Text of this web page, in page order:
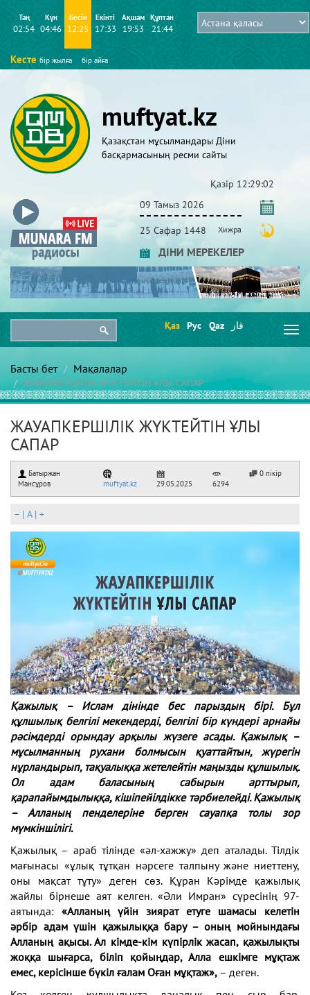
Таң
02:54
Күн
04:46
Бесін
12:25
Екінті
17:33
Ақшам
19:53
Құптан
21:44
Кесте бір жылға бір айға
muftyat.kz
Қазақстан мұсылмандары Діни
басқармасының ресми сайты
Қазір 12:29:03
09 Тамыз 2026
25 Сафар 1448 Хижра
ДІНИ МЕРЕКЕЛЕР
Қаз Рус Qaz قاز
Басты бет Мақалалар
ЖАУАПКЕРШІЛІК ЖҮКТЕЙТІН ҰЛЫ САПАР
ЖАУАПКЕРШІЛІК ЖҮКТЕЙТІН ҰЛЫ
САПАР
Батыржан
Мансұров
muftyat.kz 29.05.2025 6294
0 пікір
– | A| +
Қажылық – Ислам дінінде бес парыздың бірі. Бұл
құлшылық белгілі мекендерді, белгілі бір күндері арнайы
рәсімдерді орындау арқылы жүзеге асады. Қажылық –
мұсылманның рухани болмысын қуаттайтын, жүрегін
нұрландырып, тақуалыққа жетелейтін маңызды құлшылық.
Ол адам баласының сабырын арттырып,
қарапайымдылыққа, кішіпейілдікке тәрбиелейді.Қажылық
– Алланың пенделеріне берген сауапқа толы зор
мүмкіншілігі.
Қажылық – араб тілінде «әл-хажжу» деп аталады. Тілдік
мағынасы «ұлық тұтқан нәрсеге талпыну және ниеттену,
оны мақсат тұту» деген сөз. Құран Кәрімде қажылық
жайлы бірнеше аят келген. «Әли Имран» сүресінің 97-
аятында: «Алланың үйін зиярат етуге шамасы келетін
әрбір адам үшін қажылыққа бару – оның мойнындағы
Алланың ақысы. Ал кімде-кім күпірлік жасап, қажылықты
жоққа шығарса, біліп қойыңдар, Алла ешкімге мұқтаж
емес, керісінше бүкіл ғалам Оған мұқтаж», – деген.